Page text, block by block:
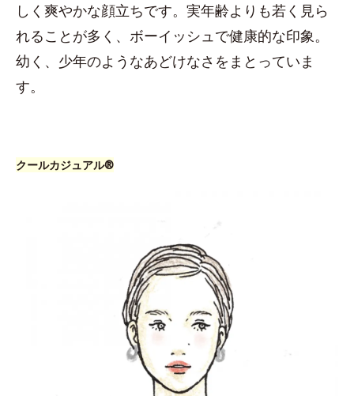
しく爽やかな顔立ちです。実年齢よりも若く見ら
れることが多く、ボーイッシュで健康的な印象。
幼く、少年のようなあどけなさをまとっていま
す。
クールカジュアル®